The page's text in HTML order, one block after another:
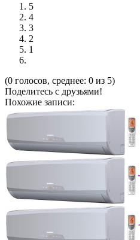
5
4
3
2
1
(0 голосов, среднее: 0 из 5)
Поделитесь с друзьями!
Похожие записи: